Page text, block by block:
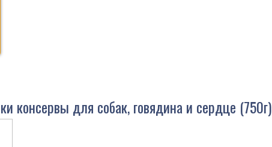
консервы для собак, говядина и сердце (750г)